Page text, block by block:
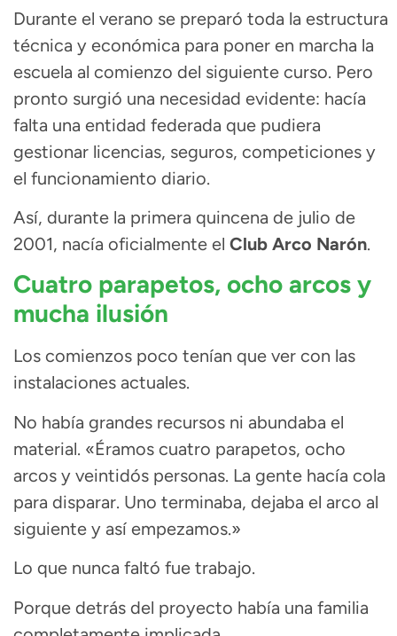
Durante el verano se preparó toda la estructura
técnica y económica para poner en marcha la
escuela al comienzo del siguiente curso. Pero
pronto surgió una necesidad evidente: hacía
falta una entidad federada que pudiera
gestionar licencias, seguros, competiciones y
el funcionamiento diario.
Así, durante la primera quincena de julio de
2001, nacía oficialmente el Club Arco Narón.
Cuatro parapetos, ocho arcos y
mucha ilusión
Los comienzos poco tenían que ver con las
instalaciones actuales.
No había grandes recursos ni abundaba el
material. «Éramos cuatro parapetos, ocho
arcos y veintidós personas. La gente hacía cola
para disparar. Uno terminaba, dejaba el arco al
siguiente y así empezamos.»
Lo que nunca faltó fue trabajo.
Porque detrás del proyecto había una familia